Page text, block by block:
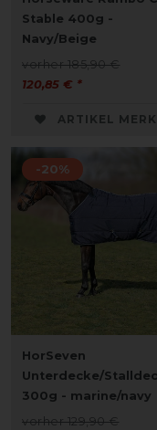
Stable 400g -
Navy/Beige
vorher 185,90 €
120,85 € *
ARTIKEL
-20%
HorSeven
Unterdecke/
300g - marine/navy
vorher 129,90 €